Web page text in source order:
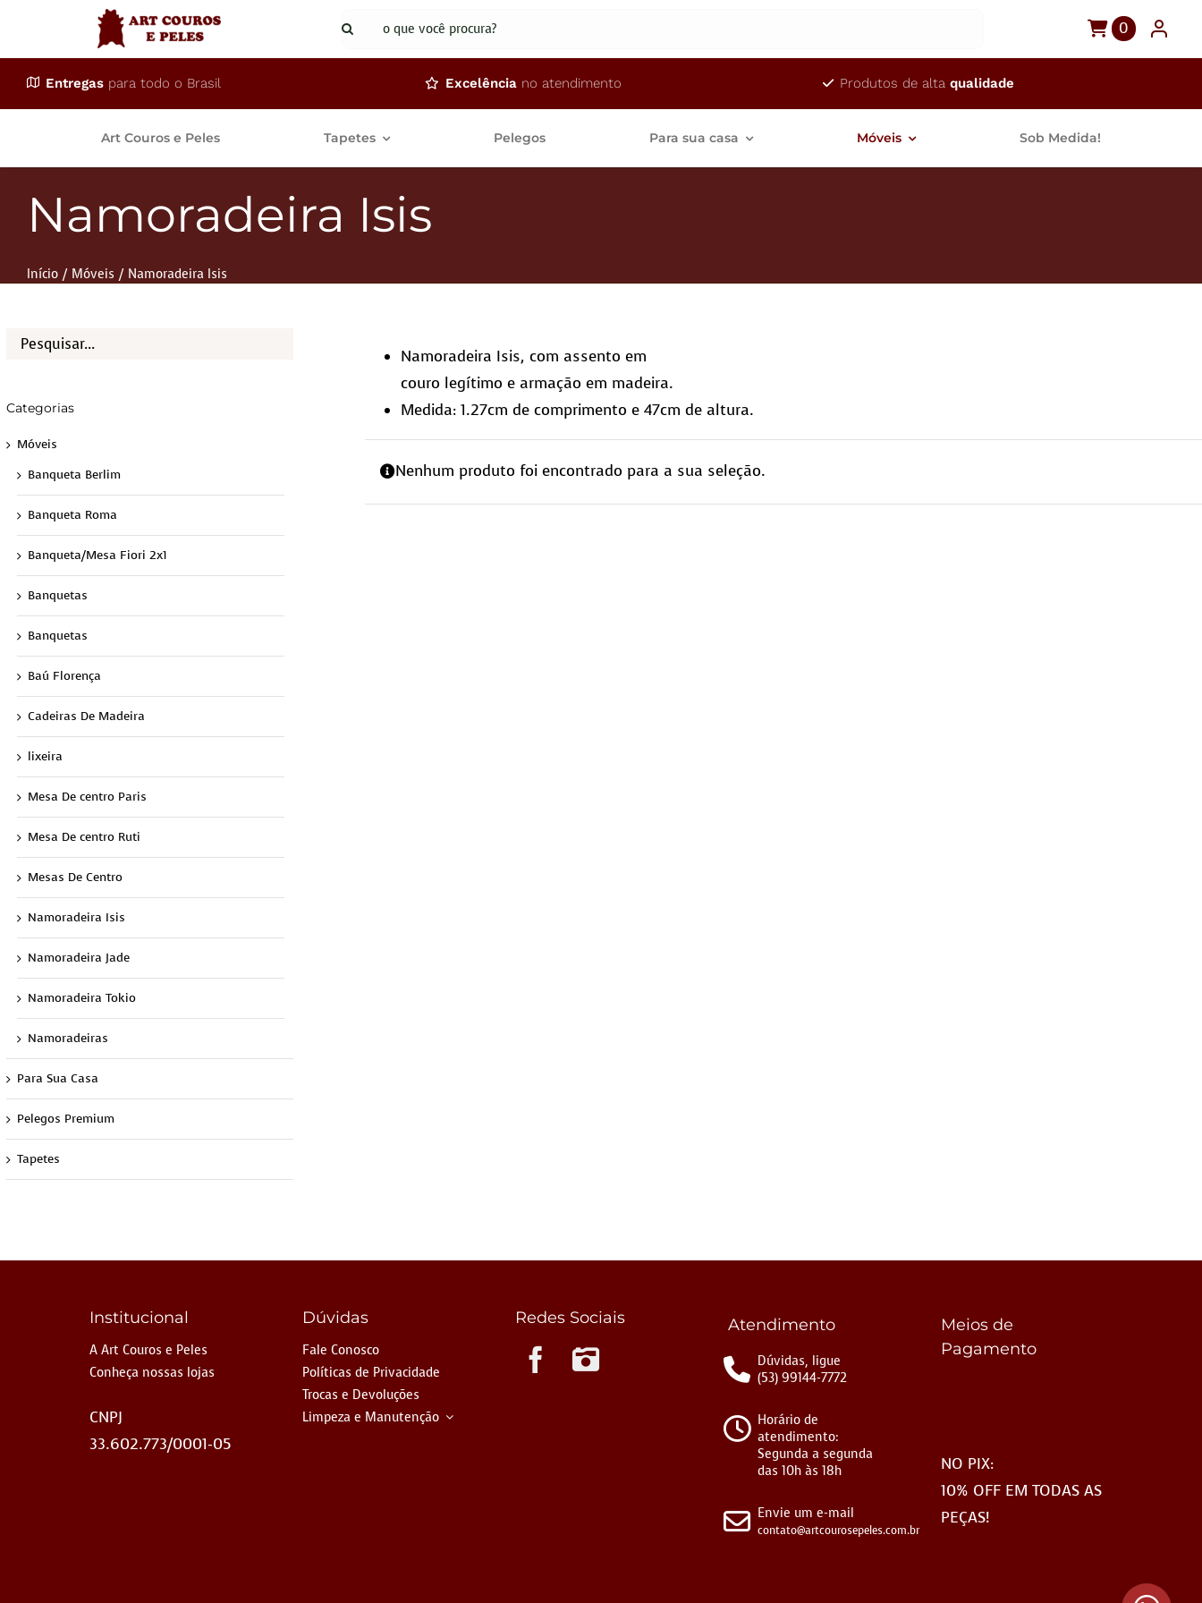
conteúdo
Buscar
0
Entregas para todo o Brasil Excelência no atendimento Produtos de altaqualidade
Art Couros e Peles Tapetes Pelegos Para sua casa Móveis Sob Medida!
Namoradeira Isis
Início Móveis Namoradeira Isis
Namoradeira Isis, com assento em
couro legítimo e armação em madeira.
Medida: 1.27cm de comprimento e 47cm de altura.
Nenhum produto foi encontrado para a sua seleção.
Categorias
Móveis
Banqueta Berlim
Banqueta Roma
Banqueta/Mesa Fiori 2x1
Banquetas
Banquetas
Baú Florença
Cadeiras De Madeira
lixeira
Mesa De centro Paris
Mesa De centro Ruti
Mesas De Centro
Namoradeira Isis
Namoradeira Jade
Namoradeira Tokio
Namoradeiras
Para Sua Casa
Pelegos Premium
Tapetes
Institucional
A Art Couros e Peles
Conheça nossas lojas
CNPJ
33.602.773/0001-05
Dúvidas
Fale Conosco
Políticas de Privacidade
Trocas e Devoluções
Limpeza e Manutenção
Redes Sociais Atendimento
Dúvidas, ligue
(53) 99144-7772
Horário de
atendimento:
Segunda a segunda
das 10h às 18h
Envie um e-mail
contato@artcourosepeles.com.br
Meios de
Pagamento
NO PIX:
10% OFF EM TODAS AS
PEÇAS!